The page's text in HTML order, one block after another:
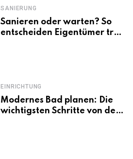
SANIERUNG
Sanieren oder warten? So
entscheiden Eigentümer trotz
EINRICHTUNG
Modernes Bad planen: Die
wichtigsten Schritte von der